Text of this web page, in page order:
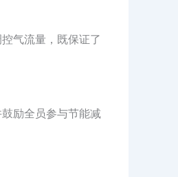
气流量，既保证了
励全员参与节能减